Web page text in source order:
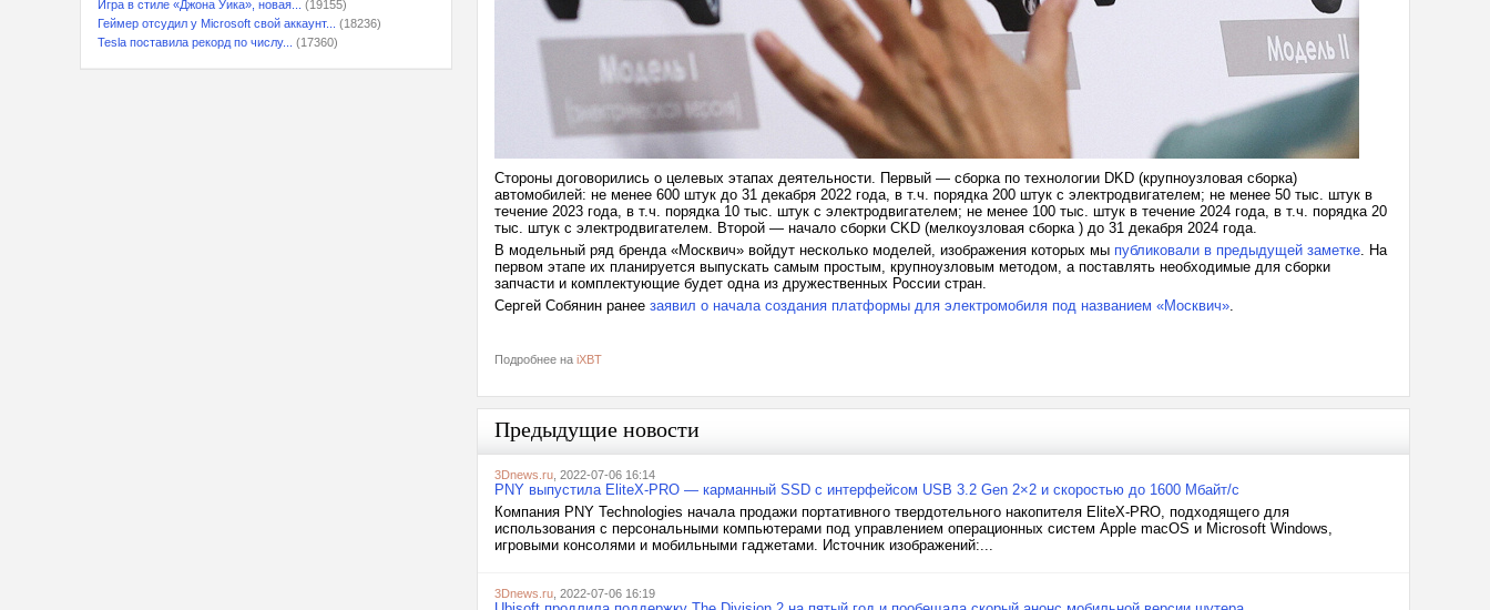
Игра в стиле «Джона Уика», новая...
(19155)
Геймер отсудил у Microsoft свой аккаунт...
(18236)
Tesla поставила рекорд по числу...
(17360)
Стороны договорились о целевых этапах деятельности. Первый — сборка по технологии DKD (крупноузловая сборка)
автомобилей: не менее 600 штук до 31 декабря 2022 года, в т.ч. порядка 200 штук с электродвигателем; не менее 50 тыс. штук в
течение 2023 года, в т.ч. порядка 10 тыс. штук с электродвигателем; не менее 100 тыс. штук в течение 2024 года, в т.ч. порядка 20
тыс. штук с электродвигателем. Второй — начало сборки CKD (мелкоузловая сборка ) до 31 декабря 2024 года.
В модельный ряд бренда «Москвич» войдут несколько моделей, изображения которых мы публиковали в предыдущей заметке. На
первом этапе их планируется выпускать самым простым, крупноузловым методом, а поставлять необходимые для сборки
запчасти и комплектующие будет одна из дружественных России стран.
Сергей Собянин ранее заявил о начала создания платформы для электромобиля под названием «Москвич».
Подробнее на iXBT
Предыдущие новости
3Dnews.ru , 2022-07-06 16:14
PNY выпустила EliteX-PRO — карманный SSD с интерфейсом USB 3.2 Gen 2×2 и скоростью до 1600 Мбайт/с
Компания PNY Technologies начала продажи портативного твердотельного накопителя EliteX-PRO, подходящего для
использования с персональными компьютерами под управлением операционных систем Apple macOS и Microsoft Windows,
игровыми консолями и мобильными гаджетами. Источник изображений:...
3Dnews.ru , 2022-07-06 16:19